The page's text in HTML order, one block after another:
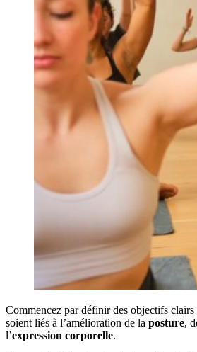
Commencez par définir des objectifs clairs
soient liés à l’amélioration de la posture,
l’expression corporelle.